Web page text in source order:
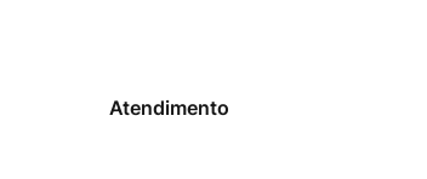
Atendimento